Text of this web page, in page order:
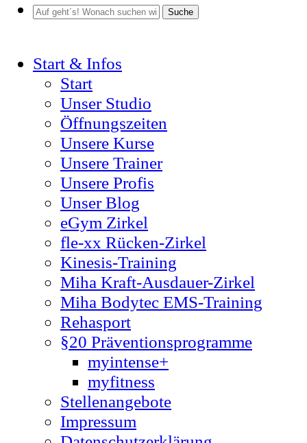
Suche
Start & Infos
Start
Unser Studio
Öffnungszeiten
Unsere Kurse
Unsere Trainer
Unsere Profis
Unser Blog
eGym Zirkel
fle-xx Rücken-Zirkel
Kinesis-Training
Miha Kraft-Ausdauer-Zirkel
Miha Bodytec EMS-Training
Rehasport
§20 Präventionsprogramme
myintense+
myfitness
Stellenangebote
Impressum